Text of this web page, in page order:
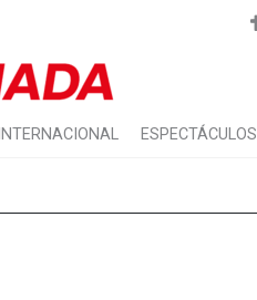
INTERNACIONAL ESPECTÁCULOS